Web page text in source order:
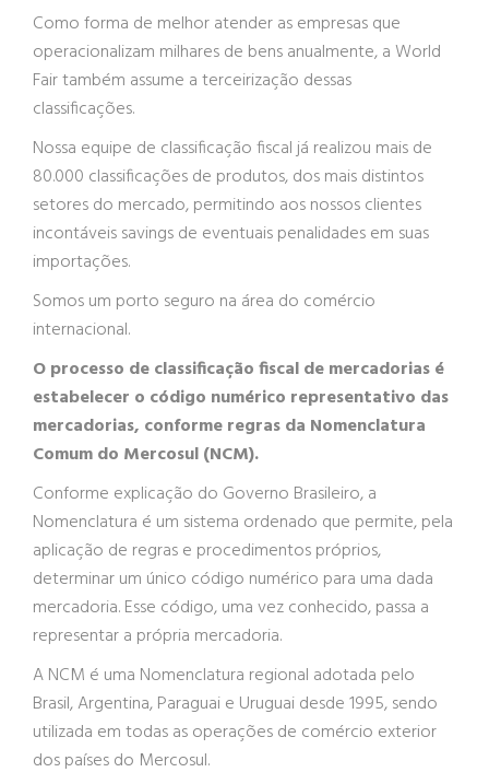
Como forma de melhor atender as empresas que
operacionalizam milhares de bens anualmente, a World
Fair também assume a terceirização dessas
classificações.
Nossa equipe de classificação fiscal já realizou mais de
80.000 classificações de produtos, dos mais distintos
setores do mercado, permitindo aos nossos clientes
incontáveis savings de eventuais penalidades em suas
importações.
Somos um porto seguro na área do comércio
internacional.
O processo de classificação fiscal de mercadorias é
estabelecer o código numérico representativo das
mercadorias, conforme regras da Nomenclatura
Comum do Mercosul (NCM).
Conforme explicação do Governo Brasileiro, a
Nomenclatura é um sistema ordenado que permite, pela
aplicação de regras e procedimentos próprios,
determinar um único código numérico para uma dada
mercadoria. Esse código, uma vez conhecido, passa a
representar a própria mercadoria.
A NCM é uma Nomenclatura regional adotada pelo
Brasil, Argentina, Paraguai e Uruguai desde 1995, sendo
utilizada em todas as operações de comércio exterior
dos países do Mercosul.